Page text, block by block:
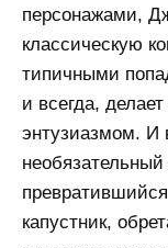
персонажами,
классическую
типичными
и всегда,
энтузиазмом. И
капустник,